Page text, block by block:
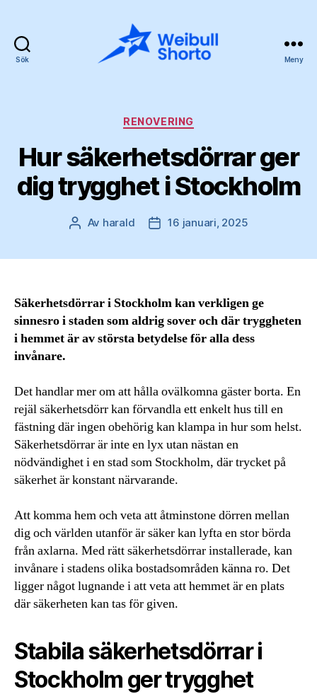
Sök Meny
Kategorier
RENOVERING
Hur säkerhetsdörrar ger
dig trygghet i Stockholm
Inläggsförfattare
Av harald Inläggsdatum
16 januari, 2025
Säkerhetsdörrar i Stockholm kan verkligen ge
sinnesro i staden som aldrig sover och där tryggheten
i hemmet är av största betydelse för alla dess
invånare.
Det handlar mer om att hålla ovälkomna gäster borta. En
rejäl säkerhetsdörr kan förvandla ett enkelt hus till en
fästning där ingen obehörig kan klampa in hur som helst.
Säkerhetsdörrar är inte en lyx utan nästan en
nödvändighet i en stad som Stockholm, där trycket på
säkerhet är konstant närvarande.
Att komma hem och veta att åtminstone dörren mellan
dig och världen utanför är säker kan lyfta en stor börda
från axlarna. Med rätt säkerhetsdörrar installerade, kan
invånare i stadens olika bostadsområden känna ro. Det
ligger något lugnande i att veta att hemmet är en plats
där säkerheten kan tas för given.
Stabila säkerhetsdörrar i
Stockholm ger trygghet